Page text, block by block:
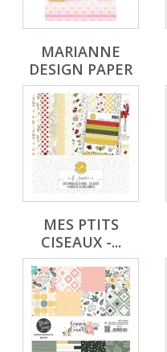
MARIANNE
DESIGN PAPER
MES PTITS
CISEAUX -...